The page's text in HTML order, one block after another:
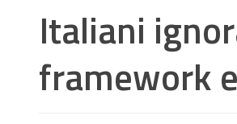
Italiani
framework